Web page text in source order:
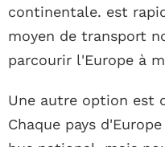
continentale. est
moyen de transport
parcourir l'Europe à
Une autre option est
Chaque pays